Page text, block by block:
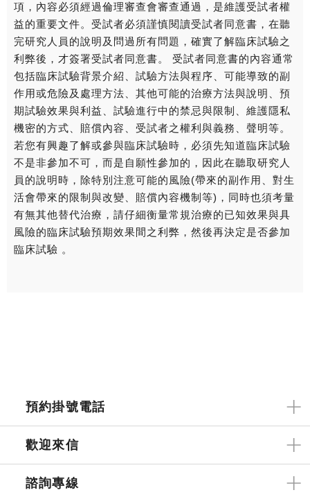
項，內容必須經過倫理審查會審查通過，是維護受試者權
益的重要文件。受試者必須謹慎閱讀受試者同意書，在聽
完研究人員的說明及問過所有問題，確實了解臨床試驗之
利弊後，才簽署受試者同意書。 受試者同意書的內容通常
包括臨床試驗背景介紹、試驗方法與程序、可能導致的副
作用或危險及處理方法、其他可能的治療方法與說明、預
期試驗效果與利益、試驗進行中的禁忌與限制、維護隱私
機密的方式、賠償內容、受試者之權利與義務、聲明等。
若您有興趣了解或參與臨床試驗時，必須先知道臨床試驗
不是非參加不可，而是自願性參加的，因此在聽取研究人
員的說明時，除特別注意可能的風險(帶來的副作用、對生
活會帶來的限制與改變、賠償內容機制等)，同時也須考量
有無其他替代治療，請仔細衡量常規治療的已知效果與具
風險的臨床試驗預期效果間之利弊，然後再決定是否參加
臨床試驗 。
預約掛號電話
歡迎來信
諮詢專線